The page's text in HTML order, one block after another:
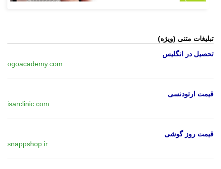
تبلیغات متنی (ویژه)
تحصیل در انگلیس
ogoacademy.com
قیمت ارتودنسی
isarclinic.com
قیمت روز گوشی
snappshop.ir